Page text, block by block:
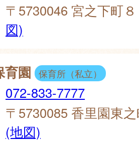
〒5730046 宮之下町
図)
育園 保育所（私立）
072-833-7777
〒5730085 香里園東
(地図)